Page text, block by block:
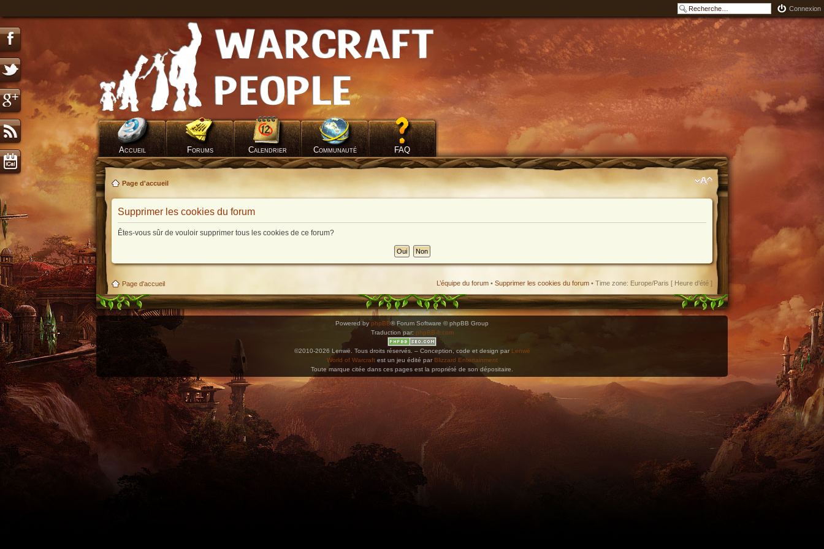
Connexion
Accueil Forums Calendrier Communauté FAQ
Page d'accueil
Supprimer les cookies du forum
Êtes-vous sûr de vouloir supprimer tous les cookies de ce forum?
Page d'accueil L’équipe du forum • Supprimer les cookies du forum • Time zone: Europe/Paris [ Heure d’été ]
Powered by phpBB® Forum Software © phpBB Group
Traduction par: phpBB-fr.com
©2010-2026 Lenwë. Tous droits réservés. – Conception, code et design par Lenwë
World of Warcraftest un jeu édité par Blizzard Entertainment
Toute marque citée dans ces pages est la propriété de son dépositaire.
Utilisez l'adresse suivante pour accéder au calendrier des évènements depuis d'autres applications. Copiez l'adresse et collez-la dans n'importe quelle application de type agenda prenant en charge le format iCal.